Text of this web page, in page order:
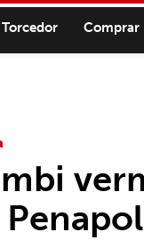
Torcedor Comprar